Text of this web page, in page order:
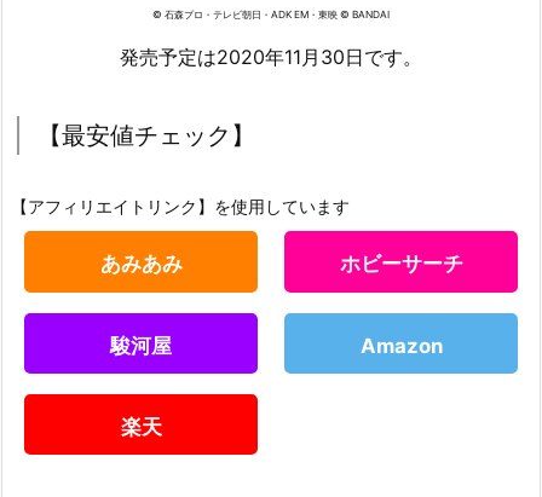
© 石森プロ・テレビ朝日・ADK EM・東映 © BANDAI
発売予定は2020年11月30日です。
【最安値チェック】
【アフィリエイトリンク】を使用しています
あみあみ ホビーサーチ
駿河屋 Amazon
楽天